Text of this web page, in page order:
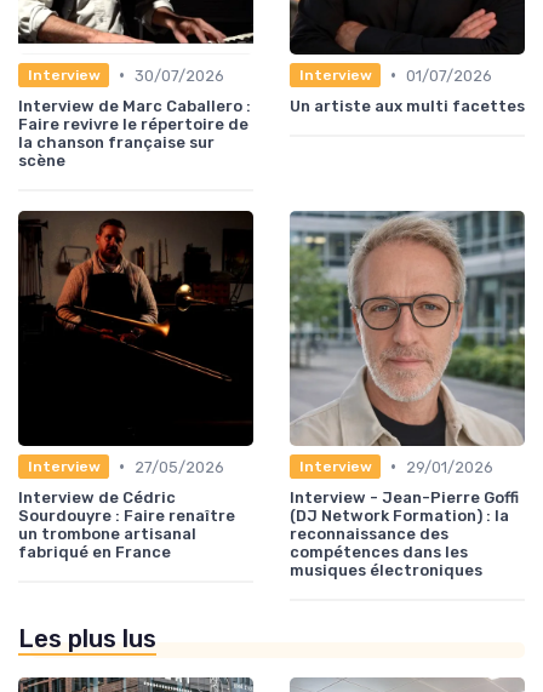
Interview • 30/07/2026
Interview de Marc Caballero :
Faire revivre le répertoire de
la chanson française sur
scène
Interview • 01/07/2026
Un artiste aux multi facettes
Interview •
27/05/2026
Interview de Cédric
Sourdouyre : Faire renaître
un trombone artisanal
fabriqué en France
Interview •
29/01/2026
Interview - Jean-Pierre Goffi
(DJ Network Formation) : la
reconnaissance des
compétences dans les
musiques électroniques
Les plus lus